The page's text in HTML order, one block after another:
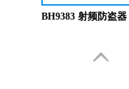
BH9383 射频防盗器